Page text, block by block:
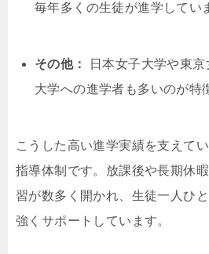
毎年多くの生徒が進学してい
その他：
日本女子大学や東
大学への進学者も多いのが特
こうした高い進学実績を支えて
指導体制です。放課後や長期休
習が数多く開かれ、生徒一人ひ
強くサポートしています。